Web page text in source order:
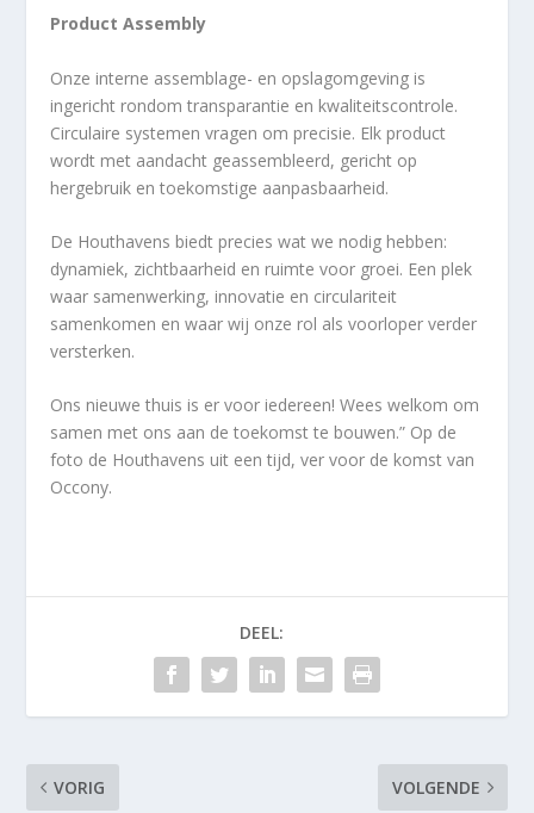
Product Assembly
Onze interne assemblage- en opslagomgeving is
ingericht rondom transparantie en kwaliteitscontrole.
Circulaire systemen vragen om precisie. Elk product
wordt met aandacht geassembleerd, gericht op
hergebruik en toekomstige aanpasbaarheid.
De Houthavens biedt precies wat we nodig hebben:
dynamiek, zichtbaarheid en ruimte voor groei. Een plek
waar samenwerking, innovatie en circulariteit
samenkomen en waar wij onze rol als voorloper verder
versterken.
Ons nieuwe thuis is er voor iedereen! Wees welkom om
samen met ons aan de toekomst te bouwen.” Op de
foto de Houthavens uit een tijd, ver voor de komst van
Occony.
DEEL:
VORIG VOLGENDE